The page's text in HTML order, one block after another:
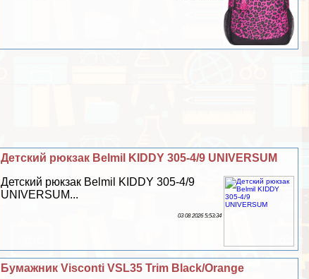
Детский рюкзак Belmil KIDDY 305-4/9 UNIVERSUM
Детский рюкзак Belmil KIDDY 305-4/9
UNIVERSUM...
03 08 2026 5:53:34
Бумажник Visconti VSL35 Trim Black/Orange